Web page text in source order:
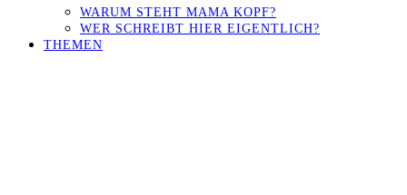
WARUM STEHT MAMA KOPF?
WER SCHREIBT HIER EIGENTLICH?
THEMEN